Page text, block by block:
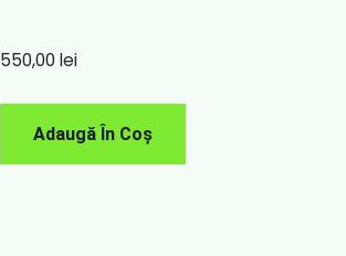
550,00 lei
Adaugă În Coș